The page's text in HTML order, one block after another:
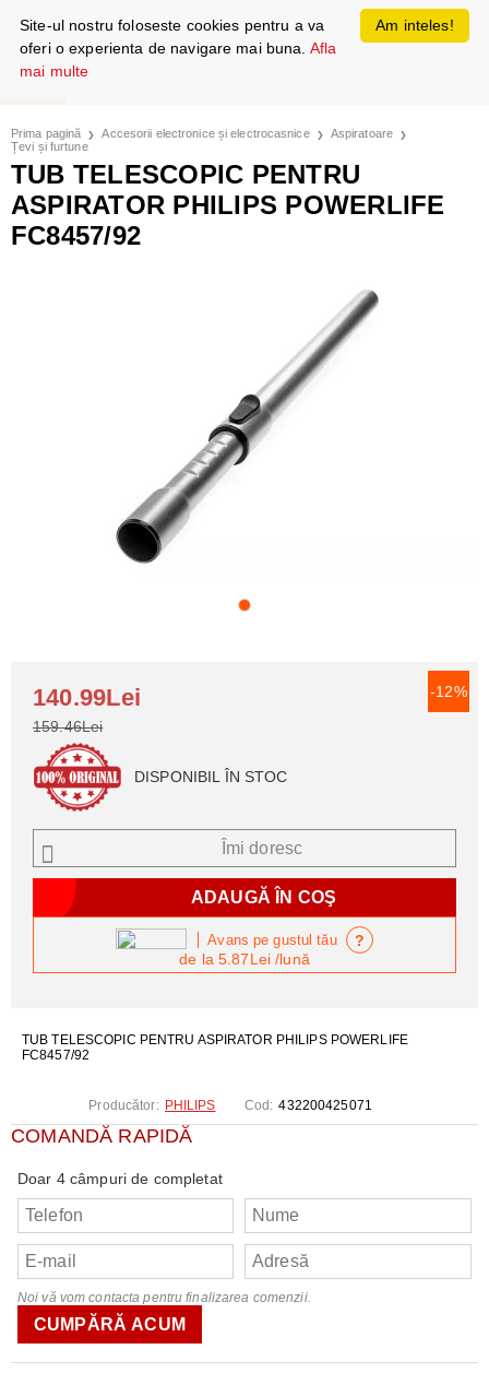
Prima pagină Accesorii electronice și electrocasnice
Aspiratoare
Țevi și furtune
TUB TELESCOPIC PENTRU
ASPIRATOR PHILIPS POWERLIFE
FC8457/92
TUB TELESCOPIC PENTRU ASPIRATOR PHILIPS POWERLIFE
FC8457/92
Producător: PHILIPS Cod: 432200425071
COMANDĂ RAPIDĂ
Doar 4 câmpuri de completat
Noi vă vom contacta pentru finalizarea comenzii.
-12%
140.99Lei
159.46Lei
DISPONIBIL ÎN STOC
Îmi doresc
de la 5.87Lei/lună
Avans pe gustul tău ?
Am inteles!
Site-ul nostru foloseste cookies pentru a va
oferi o experienta de navigare mai buna. Afla
mai multe